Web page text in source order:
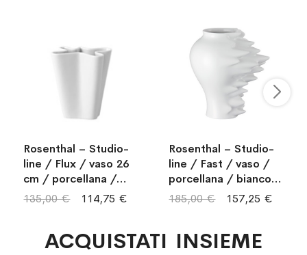
Rosenthal – Studio-
line / Flux / vaso 26
cm / porcellana /
bianco smaltato
114,75 €
135,00 €
Rosenthal – Studio-
line / Fast / vaso /
porcellana / bianco
smaltato
157,25 €
185,00 €
ACQUISTATI INSIEME